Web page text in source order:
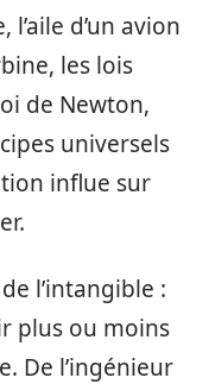
l’aile d’un avion
les lois
de Newton,
universels
influe sur
l’intangible :
plus ou moins
De l’ingénieur